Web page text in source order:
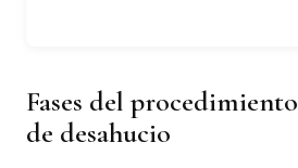
Fases del procedimiento
de desahucio